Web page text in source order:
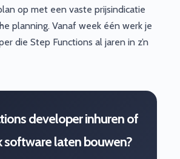
op met een vaste prijsindicatie
planning. Vanaf week één werk je
die Step Functions al jaren in z’n
developer inhuren of
software laten bouwen?